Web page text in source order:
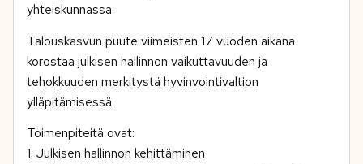
yhteiskunnassa.
Talouskasvun puute viimeisten 17 vuoden aikana
korostaa julkisen hallinnon vaikuttavuuden ja
tehokkuuden merkitystä hyvinvointivaltion
ylläpitämisessä.
Toimenpiteitä ovat:
1. Julkisen hallinnon kehittäminen